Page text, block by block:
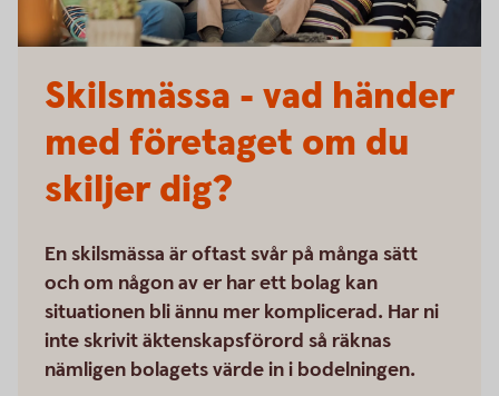
Skilsmässa - vad händer
med företaget om du
skiljer dig?
En skilsmässa är oftast svår på många sätt
och om någon av er har ett bolag kan
situationen bli ännu mer komplicerad. Har ni
inte skrivit äktenskapsförord så räknas
nämligen bolagets värde in i bodelningen.